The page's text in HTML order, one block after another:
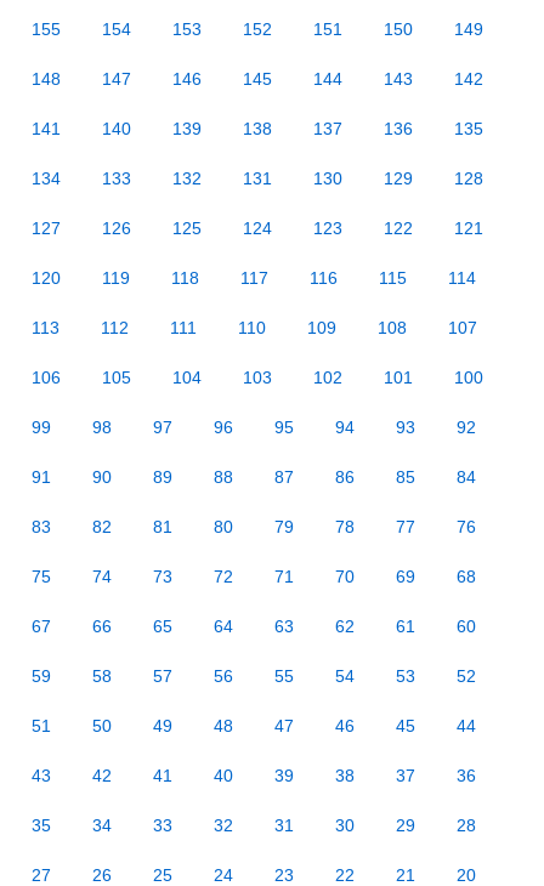
155 154 153 152 151 150 149
148 147 146 145 144 143 142
141 140 139 138 137 136 135
134 133 132 131 130 129 128
127 126 125 124 123 122 121
120 119 118 117 116 115 114
113 112 111 110 109 108 107
106 105 104 103 102 101 100
99 98 97 96 95 94 93 92
91 90 89 88 87 86 85 84
83 82 81 80 79 78 77 76
75 74 73 72 71 70 69 68
67 66 65 64 63 62 61 60
59 58 57 56 55 54 53 52
51 50 49 48 47 46 45 44
43 42 41 40 39 38 37 36
35 34 33 32 31 30 29 28
27 26 25 24 23 22 21 20